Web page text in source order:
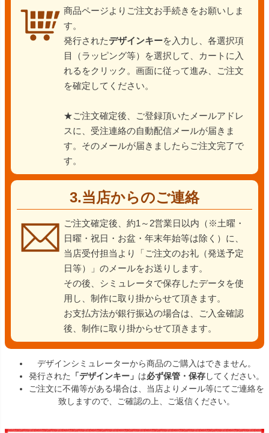
商品ページよりご注文お手続きをお願いしま
す。
発行されたデザインキーを入力し、各選択項
目（ラッピング等）を選択して、カートに入
れるをクリック。画面に従って進み、ご注文
を確定してください。
★ご注文確定後、ご登録頂いたメールアドレ
スに、受注連絡の自動配信メールが届きま
す。そのメールが届きましたらご注文完了で
す。
3.当店からのご連絡
ご注文確定後、約1～2営業日以内（※土曜・
日曜・祝日・お盆・年末年始等は除く）に、
当店受付担当より「ご注文のお礼（発送予定
日等）」のメールをお送りします。
その後、シミュレータで保存したデータを使
用し、制作に取り掛からせて頂きます。
お支払方法が銀行振込の場合は、ご入金確認
後、制作に取り掛からせて頂きます。
デザインシミュレーターから商品のご購入はできません。
発行された
「デザインキー」 は必ず保管・保存してください。
ご注文に不備等がある場合は、当店よりメール等にてご連絡を
致しますので、ご確認の上、ご返信ください。